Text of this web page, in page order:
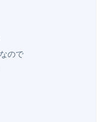
ので